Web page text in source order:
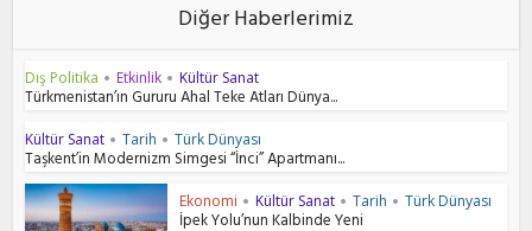
Diğer Haberlerimiz
Dış Politika • Etkinlik • Kültür Sanat
Türkmenistan’ın Gururu Ahal Teke Atları Dünya...
Kültür Sanat • Tarih • Türk Dünyası
Taşkent’in Modernizm Simgesi “İnci” Apartmanı...
Ekonomi • Kültür Sanat • Tarih • Türk Dünyası
İpek Yolu’nun Kalbinde Yeni